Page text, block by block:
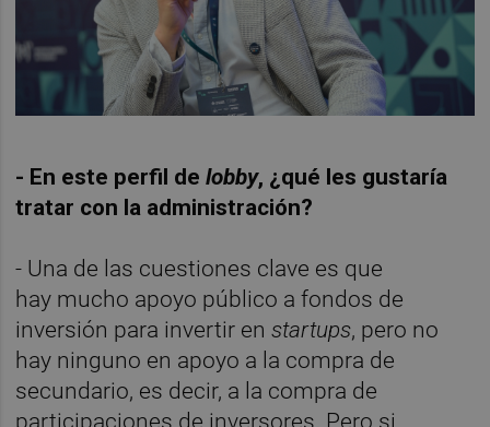
- En este perfil delobby, ¿qué les gustaría
tratar con la administración?
- Una de las cuestiones clave es que
hay mucho apoyo público a fondos de
inversión para invertir enstartups, pero no
hay ninguno en apoyo a la compra de
secundario, es decir, a la compra de
participaciones de inversores. Pero si